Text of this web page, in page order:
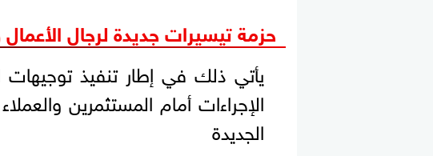
حزمة تيسيرات جديدة لرجال الأعمال
يأتي ذلك في إطار تنفيذ توجيهات
الإجراءات أمام المستثمرين
الجديدة